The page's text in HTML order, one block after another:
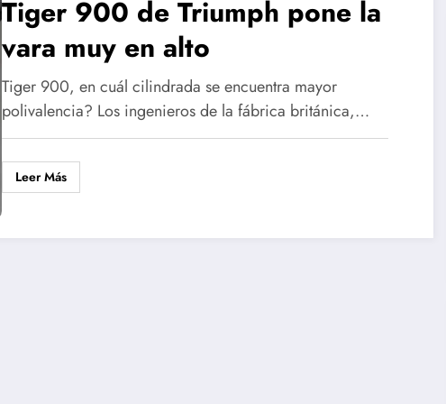
Tiger 900 de Triumph pone la
vara muy en alto
Tiger 900, en cuál cilindrada se encuentra mayor
polivalencia? Los ingenieros de la fábrica británica,…
Leer Más